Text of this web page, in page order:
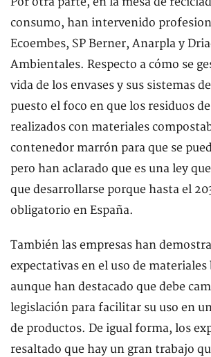
consumo, han intervenido
Ecoembes, SP Berner, Anarpla y
Ambientales. Respecto a cómo se
vida de los envases y sus sistemas
puesto el foco en que los residuos
realizados con materiales
contenedor marrón para que se
pero han aclarado que es una ley
que desarrollarse porque hasta el
obligatorio en España.
También las empresas han
expectativas en el uso de materiales
aunque han destacado que debe
legislación para facilitar su uso en
de productos. De igual forma, los
resaltado que hay un gran trabajo